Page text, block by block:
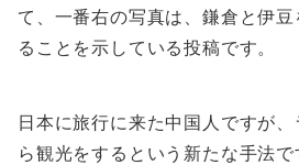
て、一番右の写真は、鎌倉と伊
ることを示している投稿です。
日本に旅行に来た中国人ですが
ら観光をするという新たな手法